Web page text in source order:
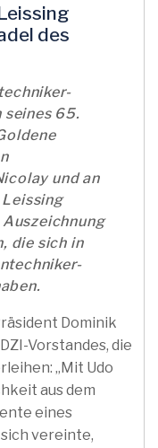
des
seines 65.
und an
die sich in
Dominik
Vorstandes, die
„Mit Udo
aus dem
eines
vereinte,